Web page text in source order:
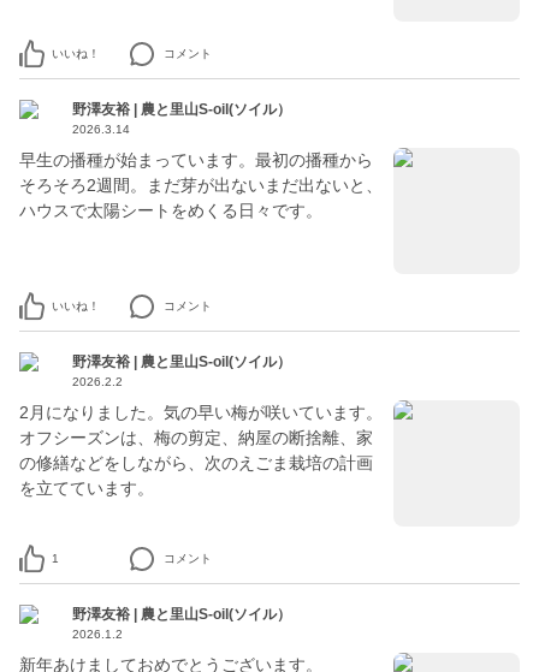
いいね！ コメント
野澤友裕 | 農と里山S-oil(ソイル）
2026.3.14
早生の播種が始まっています。最初の播種から
そろそろ2週間。まだ芽が出ないまだ出ないと、
ハウスで太陽シートをめくる日々です。
いいね！ コメント
野澤友裕 | 農と里山S-oil(ソイル）
2026.2.2
2月になりました。気の早い梅が咲いています。
オフシーズンは、梅の剪定、納屋の断捨離、家
の修繕などをしながら、次のえごま栽培の計画
を立てています。
1 コメント
野澤友裕 | 農と里山S-oil(ソイル）
2026.1.2
新年あけましておめでとうございます。